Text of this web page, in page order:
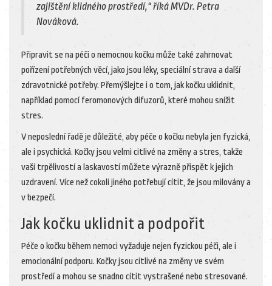
zajištění klidného prostředí,“ říká MVDr. Petra
Nováková.
Připravit se na péči o nemocnou kočku může také zahrnovat
pořízení potřebných věcí, jako jsou léky, speciální strava a další
zdravotnické potřeby. Přemýšlejte i o tom, jak kočku uklidnit,
například pomocí feromonových difuzorů, které mohou snížit
stres.
V neposlední řadě je důležité, aby péče o kočku nebyla jen fyzická,
ale i psychická. Kočky jsou velmi citlivé na změny a stres, takže
vaší trpělivostí a laskavostí můžete výrazně přispět k jejich
uzdravení. Více než cokoli jiného potřebují cítit, že jsou milovány a
v bezpečí.
Jak kočku uklidnit a podpořit
Péče o kočku během nemoci vyžaduje nejen fyzickou péči, ale i
emocionální podporu. Kočky jsou citlivé na změny ve svém
prostředí a mohou se snadno cítit vystrašené nebo stresované.